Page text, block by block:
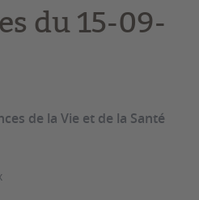
du 15-09-
de la Vie et de la Santé